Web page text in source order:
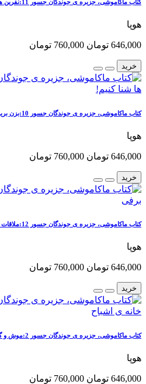
کتاب ماکاموشی، جزیره ی جوندگان جسور 11:نفرین هرم پنیری
هوپا
646,000 تومان 760,000 تومان
خرید
کتاب ماکاموشی، جزیره ی جوندگان جسور 10:بزن بریم با کوسه ها شنا کنیم!
هوپا
646,000 تومان 760,000 تومان
خرید
کتاب ماکاموشی، جزیره ی جوندگان جسور 12:ملاقات با هیولای برفی
هوپا
646,000 تومان 760,000 تومان
خرید
کتاب ماکاموشی، جزیره ی جوندگان جسور 2:موش و گربه در خانه ی اشباح
هوپا
646,000 تومان 760,000 تومان